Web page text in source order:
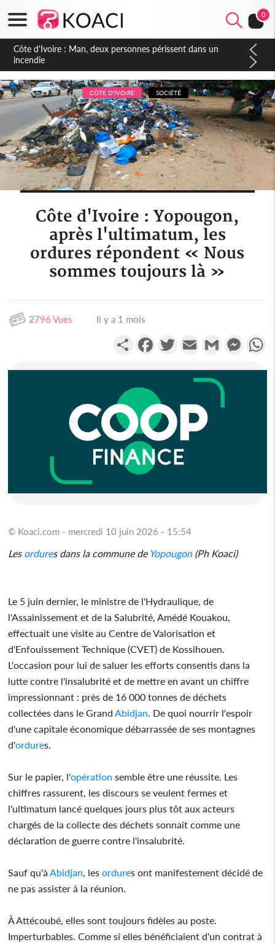
0
Côte d'Ivoire : Séileu, la célébration de la fête nationale
transformée en vaste campagne contre les produits
dépigmentants dangereux
CÔTE D'IVOIRE SOCIÉTÉ
Côte d'Ivoire : Yopougon,
après l'ultimatum, les
ordures répondent « Nous
sommes toujours là »
2796 Vues Il y a 1 mois
PartagerFacebookTwitterEmail Gmail
© Koaci.com - mercredi 10 juin 2026 - 15:54
Les ordures dans la commune de Yopougon(Ph Koaci)
Le 5 juin dernier, le ministre de l'Hydraulique, de
l'Assainissement et de la Salubrité, Amédé Kouakou,
effectuait une visite au Centre de Valorisation et
d'Enfouissement Technique (CVET) de Kossihouen.
L'occasion pour lui de saluer les efforts consentis dans la
lutte contre l'insalubrité et de mettre en avant un chiffre
impressionnant : près de 16 000 tonnes de déchets
collectées dans le Grand Abidjan . De quoi nourrir l'espoir
d'une capitale économique débarrassée de ses montagnes
d'ordures.
Sur le papier, l'opération semble être une réussite. Les
chiffres rassurent, les discours se veulent fermes et
l'ultimatum lancé quelques jours plus tôt aux acteurs
chargés de la collecte des déchets sonnait comme une
déclaration de guerre contre l'insalubrité.
Sauf qu'à Abidjan , lesordures ont manifestement décidé de
ne pas assister à la réunion.
À Attécoubé, elles sont toujours fidèles au poste.
Imperturbables. Comme si elles bénéficiaient d'un contrat à